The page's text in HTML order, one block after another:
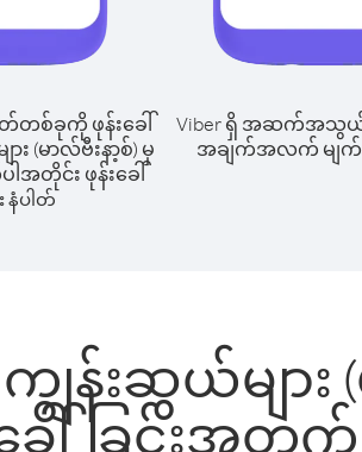
တစ်ခုကို ဖုန်းခေါ်
(မာလ်ဗီးနာ့စ်) မှ
အတိုင်း ဖုန်းခေါ်
နံပါတ်
Viber ရှိ အဆက်အသွယ်
အချက်အလက် မျက်နှာ
န်းဆွယ်များ
ေါ်ခြင်းအတွက်